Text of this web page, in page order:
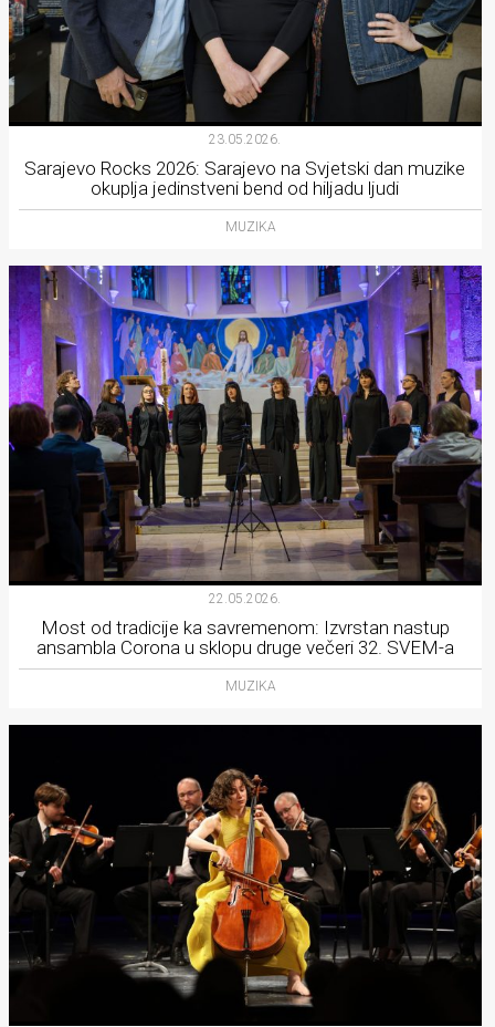
23.05.2026.
Sarajevo Rocks 2026: Sarajevo na Svjetski dan muzike
okuplja jedinstveni bend od hiljadu ljudi
MUZIKA
22.05.2026.
Most od tradicije ka savremenom: Izvrstan nastup
ansambla Corona u sklopu druge večeri 32. SVEM-a
MUZIKA